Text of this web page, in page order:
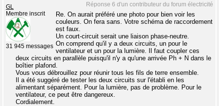
Réponse 6 d'un contributeur du forum électricité
GL
Membre inscrit
31 945 messages
Re. On aurait préféré une photo pour bien voir les
couleurs. On fera sans. Votre schéma de raccordement
est faux.
Un court-circuit serait une liaison phase-neutre.
On comprend qu'il y a deux circuits, un pour le
ventilateur et un pour la lumière. Il faut coupler ces
deux circuits en parallèle puisqu'il n'y a qu'une arrivée Ph + N dans le
boîtier plafond.
Vous vous débrouillez pour réunir tous les fils de terre ensemble.
Il a été suggéré de tester les deux circuits sur l'établi en les
alimentant séparément. Pour la lumière, pas de problème. Pour le
ventilateur, ce peut être dangereux.
Cordialement.